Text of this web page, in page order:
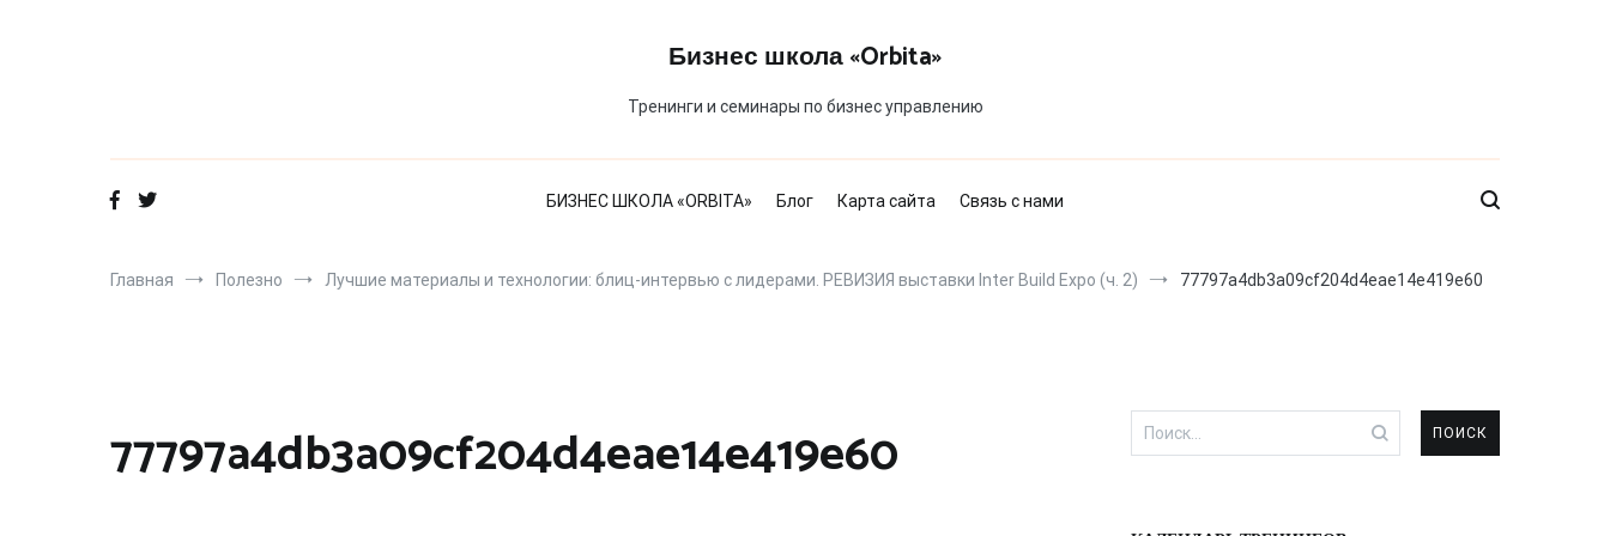
Бизнес школа «Orbita»
Тренинги и семинары по бизнес управлению
БИЗНЕС ШКОЛА «ORBITA» Блог Карта сайта Связь с нами
Главная Полезно Лучшие материалы и технологии: блиц-интервью с лидерами. РЕВИЗИЯ выставки Inter Build Expo (ч. 2) 77797a4db3a09cf204d4eae14e419e60
77797a4db3a09cf204d4eae14e419e60 Найти: